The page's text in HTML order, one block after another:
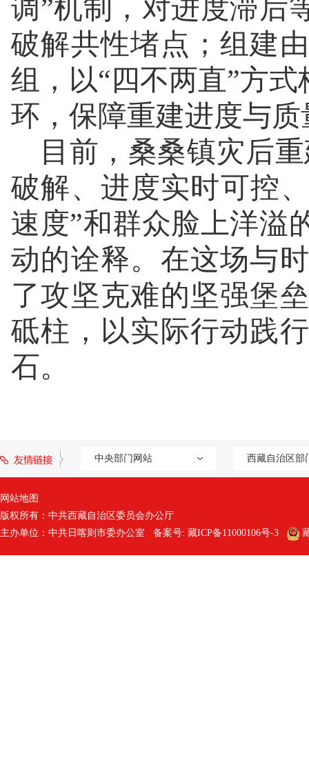
调”机制，对进度滞后
破解共性堵点；组建
组，以“四不两直”方
环，保障重建进度与
目前，桑桑镇灾后
破解、进度实时可控
速度”和群众脸上洋溢
动的诠释。在这场与
了攻坚克难的坚强堡
砥柱，以实际行动践
石。
中央部门网站 西藏自治区部
网站地图
版权所有：中共西藏自治区委员会办公厅
主办单位：中共日喀则市委办公室 备案号: 藏ICP备11000106号-3